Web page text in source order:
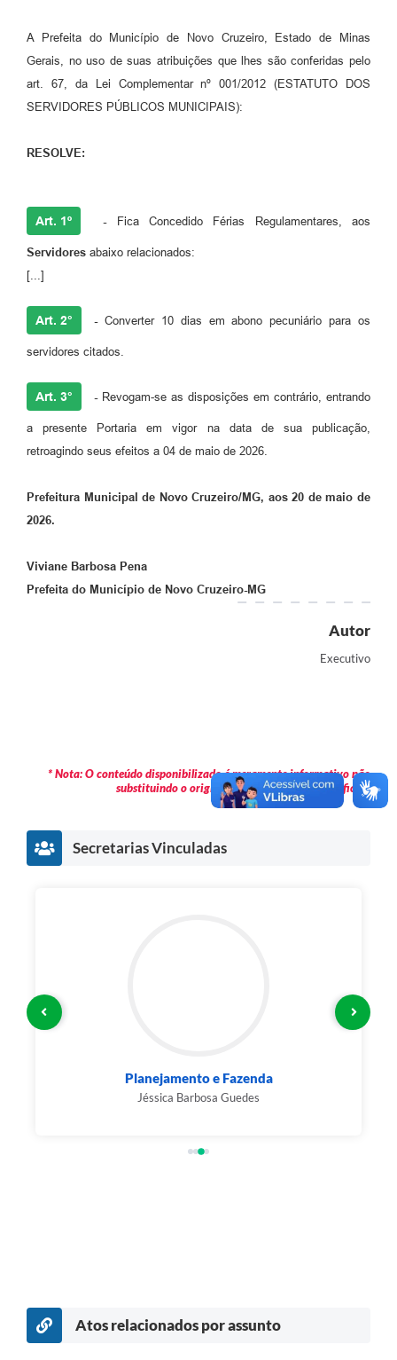
A Prefeita do Município de Novo Cruzeiro, Estado de Minas
Gerais, no uso de suas atribuições que lhes são conferidas pelo
art. 67, da Lei Complementar nº 001/2012 (ESTATUTO DOS
SERVIDORES PÚBLICOS MUNICIPAIS):
RESOLVE:
Art. 1º -Fica Concedido Férias Regulamentares, aos
Servidores abaixo relacionados:
[...]
Art. 2° -Converter 10 dias em abono pecuniário para os
servidores citados.
Art. 3° -Revogam-se as disposições em contrário, entrando
a presente Portaria em vigor na data de sua publicação,
retroagindo seus efeitos a 04 de maio de 2026.
Prefeitura Municipal de Novo Cruzeiro/MG, aos 20 de maio de
2026.
Viviane Barbosa Pena
Prefeita do Município de Novo Cruzeiro-MG
Autor
Executivo
* Nota: O conteúdo disponibilizado é meramente informativo não
substituindo o original publicado em Diário Oficial.
Secretarias Vinculadas
Planejamento e Fazenda
Jéssica Barbosa Guedes
Atos relacionados por assunto